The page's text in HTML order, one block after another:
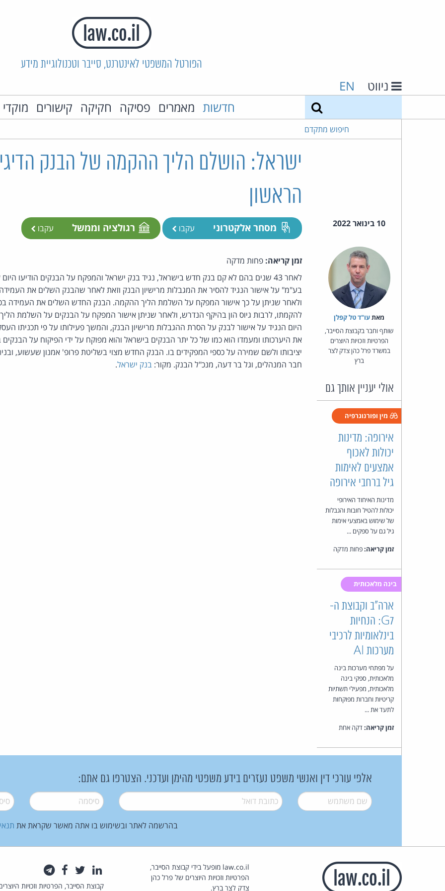
הפורטל המשפטי לאינטרנט, סייבר וטכנולוגיית מידע
ניווט EN
חדשות מאמרים פסיקה חקיקה קישורים
חיפוש מתקדם
ישראל: הושלם הליך ההקמה של הבנק
הראשון
10 בינואר 2022 מסחר אלקטרוני עקבו רגולציה וממשל עקבו
מאת‏עו"ד טל קפלן
שותף וחבר בקבוצת הסייבר,
הפרטיות וזכויות היוצרים
במשרד פרל כהן צדק לצר
ברץ
אולי יעניין אותך גם
מין ופורנוגרפיה
אירופה: מדינות
יכולות לאכוף
אמצעים לאימות
גיל ברחבי אירופה
מדינות האיחוד האירופי
יכולות להטיל חובות והגבלות
של שימוש באמצעי אימות
גיל גם על ספקים ...
זמן קריאה:פחות מדקה
בינה מלאכותית
ארה"ב וקבוצת ה-
G7: הנחיות
בינלאומיות לרכיבי
מערכות AI
על מפתחי מערכות בינה
מלאכותית, ספקי בינה
מלאכותית, מפעילי תשתיות
קריטיות וחברות מפוקחות
לתעד את ...
זמן קריאה:דקה אחת
זמן קריאה: פחות מדקה
לאחר 43 שנים בהם לא קם בנק חדש בישראל, נגיד בנק ישראל והמפקח על הבנקים הודיעו היום
בע"מ" על אישור הנגיד להסיר את המגבלות מרישיון הבנק וזאת לאחר שהבנק השלים את
ולאחר שניתן על כך אישור המפקח על השלמת הליך ההקמה. הבנק החדש השלים את העמידה
להקמתו, לרבות גיוס הון בהיקף הנדרש, ולאחר שניתן אישור המפקח על הבנקים על השלמת
היום הנגיד על אישור לבנק על הסרת ההגבלות מרישיון הבנק, והמשך פעילותו על פי תכניתו
את היערכותו ומעמדו הוא כמו של כל יתר הבנקים בישראל והוא מפוקח על ידי הפיקוח על
יציבותו ולשם שמירה על כספי המפקידים בו. הבנק החדש מצוי בשליטת פרופ' אמנון שעשוע,
חבר המנהלים, וגל בר דעה, מנכ"ל הבנק. מקור: בנק ישראל.
אלפי עורכי דין ואנשי משפט נעזרים בידע משפטי מהימן ועדכני. הצטרפו גם אתם:
שם משתמש* דואל* סיסמה*
בהרשמה לאתר ובשימוש בו אתה מאשר שקראת את
law.co.il מופעל בידי קבוצת הסייבר,
הפרטיות וזכויות היוצרים של פרל כהן
צדק לצר ברץ.
לינקדאין
טוויטרפייסבוק
קבוצת הסייבר, הפרטיות וזכויות